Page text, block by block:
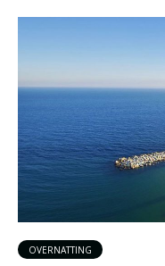
OVERNATTING